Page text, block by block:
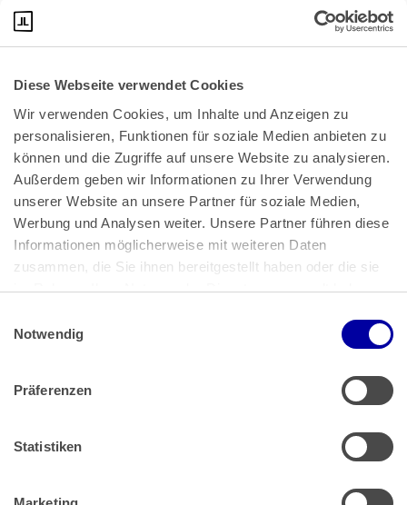
Diese Webseite verwendet Cookies
Wir verwenden Cookies, um Inhalte und Anzeigen zu
personalisieren, Funktionen für soziale Medien anbieten zu
können und die Zugriffe auf unsere Website zu analysieren.
Außerdem geben wir Informationen zu Ihrer Verwendung
unserer Website an unsere Partner für soziale Medien,
Werbung und Analysen weiter. Unsere Partner führen diese
Informationen möglicherweise mit weiteren Daten
zusammen, die Sie ihnen bereitgestellt haben oder die sie
im Rahmen Ihrer Nutzung der Dienste gesammelt haben.
Impressum
Notwendig
Präferenzen
Statistiken
Bundeskanzlerplatz 2
53113 Bonn
Pressemitteilungen|AGB
Impressum|Datenschutz
Muster Widerrufsformular (PDF)